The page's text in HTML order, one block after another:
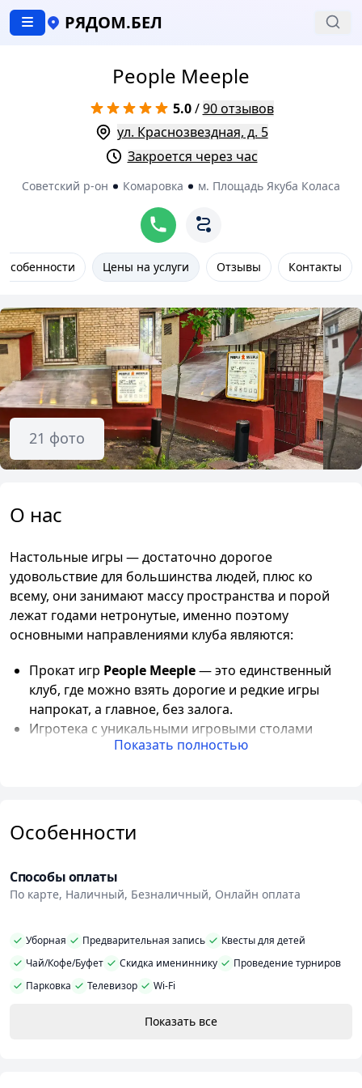
РЯДОМ.БЕЛ
People Meeple
5.0/90 отзывов
ул. Краснозвездная, д. 5
Закроется через час
Советский р-он Комаровка м. Площадь Якуба Коласа
Особенности Цены на услуги Отзывы Контакты
21 фото
О нас
Настольные игры — достаточно дорогое
удовольствие для большинства людей, плюс ко
всему, они занимают массу пространства и порой
лежат годами нетронутые, именно поэтому
основными направлениями клуба являются:
Прокат игр People Meeple— это единственный
клуб, где можно взять дорогие и редкие игры
напрокат, а главное, без залога.
Игротека с уникальными игровыми столами
Приватные игровые сессии
В это время предоставляется услуга
музыкального сопровождения:
включается подходящая музыка, создающая
правильную атмосферу для игры.
ценам ниже рыночных
Продажа аксессуаров
Игры
Коллекция настольных игр клуба
Показать полностью
Особенности
Способы оплаты
По карте, Наличный, Безналичный, Онлайн оплата
Уборная Предварительная запись
Квесты для детей
Чай/Кофе/Буфет
Скидка имениннику
Проведение турниров
Парковка
Телевизор Wi-Fi
Показать все